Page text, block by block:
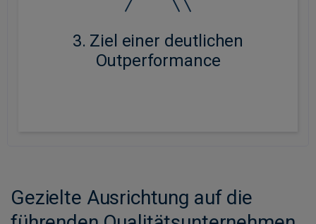
3. Ziel einer deutlichen
Outperformance
Zielt auf eine deutliche Outperformance ab.
Gezielte Ausrichtung auf die